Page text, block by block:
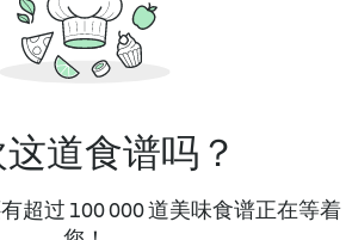
道食谱吗？
超过 100 000 道美味食谱正在等着